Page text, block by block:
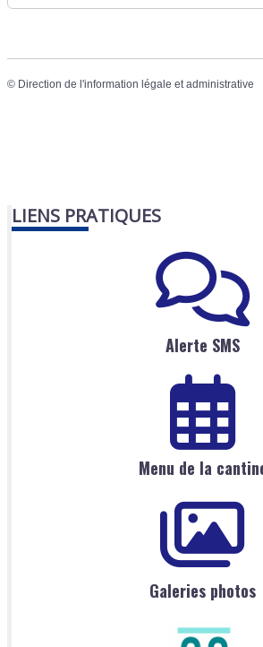
© Direction de l'information légale et administrative
LIENS PRATIQUES
Alerte SMS
Menu de la
Galeries photos